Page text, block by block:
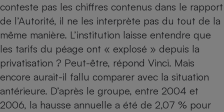
conteste pas les chiffres contenus dans le rapport
de l’Autorité, il ne les interprète pas du tout de la
même manière. L’institution laisse entendre que
les tarifs du péage ont « explosé » depuis la
privatisation ? Peut-être, répond Vinci. Mais
encore aurait-il fallu comparer avec la situation
antérieure. D’après le groupe, entre 2004 et
2006, la hausse annuelle a été de 2,07 % pour
Robot ménager